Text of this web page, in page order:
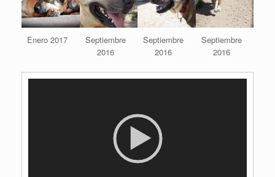
Enero 2017
Septiembre
2016
Septiembre
2016
Septiembre
2016